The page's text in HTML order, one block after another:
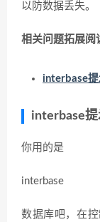
以防数据丢失。
相关问题拓展阅
interbase
interbase
你用的是
interbase
数据库吧，在